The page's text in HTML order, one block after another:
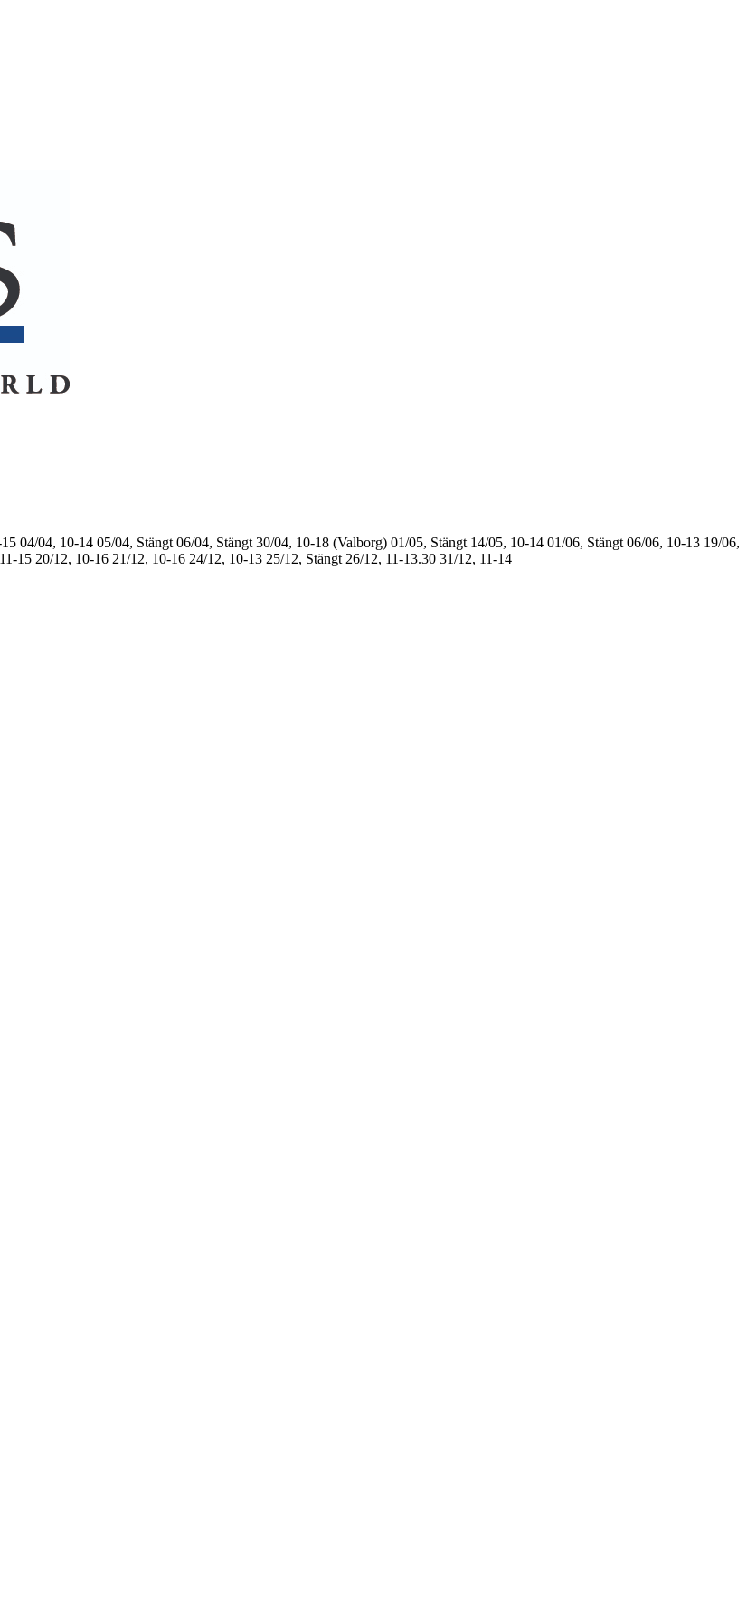
04/04, 10-14 05/04, Stängt 06/04, Stängt 30/04, 10-18 (Valborg) 01/05, Stängt 14/05, 10-14 01/06, Stängt 06/06, 10-13 19/06,
15 20/12, 10-16 21/12, 10-16 24/12, 10-13 25/12, Stängt 26/12, 11-13.30 31/12, 11-14